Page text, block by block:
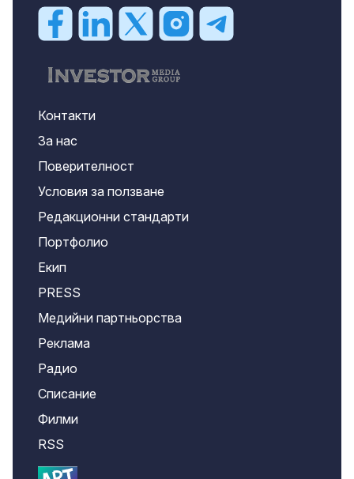
Контакти
За нас
Поверителност
Условия за ползване
Редакционни стандарти
Портфолио
Екип
PRESS
Медийни партньорства
Реклама
Радио
Списание
Филми
RSS